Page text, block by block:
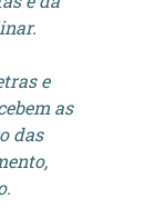
e
as
das